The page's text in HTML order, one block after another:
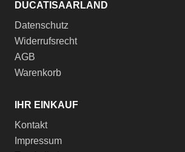
DUCATISAARLAND
Datenschutz
Widerrufsrecht
AGB
Warenkorb
IHR EINKAUF
Kontakt
Impressum